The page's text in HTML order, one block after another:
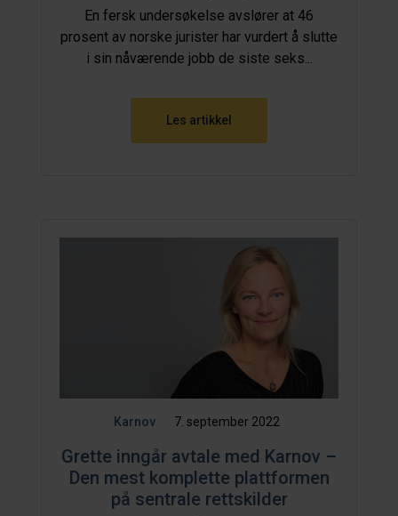
En fersk undersøkelse avslører at 46
prosent av norske jurister har vurdert å slutte
i sin nåværende jobb de siste seks...
Les artikkel
Karnov 7. september 2022
Grette inngår avtale med Karnov –
Den mest komplette plattformen
på sentrale rettskilder